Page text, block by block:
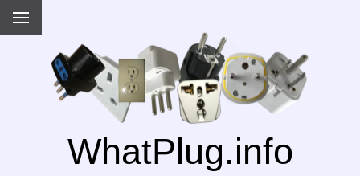
WhatPlug.info